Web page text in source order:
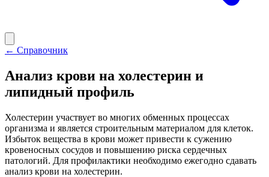
← Справочник
Анализ крови на холестерин и
липидный профиль
Холестерин участвует во многих обменных процессах
организма и является строительным материалом для клеток.
Избыток вещества в крови может привести к сужению
кровеносных сосудов и повышению риска сердечных
патологий. Для профилактики необходимо ежегодно сдавать
анализ крови на холестерин.